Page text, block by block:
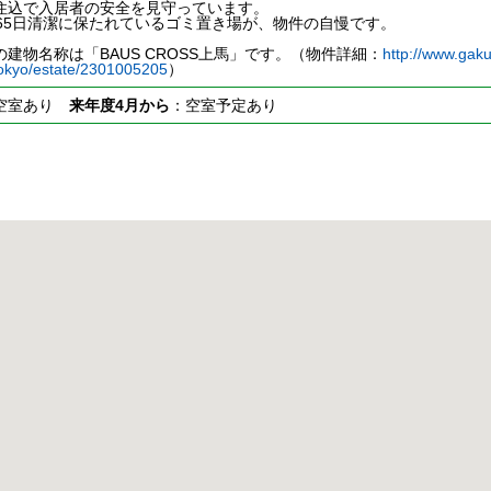
込で入居者の安全を見守っています。
日清潔に保たれているゴミ置き場が、物件の自慢です。
物名称は「BAUS CROSS上馬」です。（物件詳細： http://
estate/2301005205）
室あり 来年度4月から ：空室予定あり